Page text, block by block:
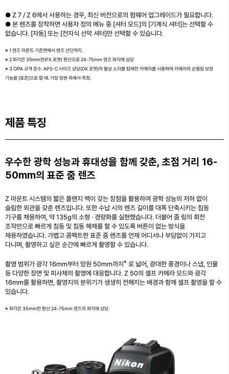
● Z 7 / Z 6에서 사용하는 경우, 최신 버전으로의 펌웨어 업그레이드가 필요합니다.
● 본 렌즈를 장착하면 사용자 정의 메뉴 중 [셔터 모드]의 [기계식 셔터]는 선택할 수
없습니다. [자동] 또는 [전자식 선막 셔터]만 선택할 수 있습니다.
※ 1 렌즈 마운트 기준면에서 렌즈 선단까지.
※ 2 화각은 35mm판(FX 포맷) 환산으로 24-75mm 렌즈 화각에 상당
※ 3 CIPA 규격 준수. APS-C 사이즈 상당(DX 포맷)의 촬상 소자를 탑재한 카메라를 사용하여 카메라의 손떨림 보정
기능을 [표준]으로 할 때. 가장 망원 측에서 측정.
제품 특징
우수한 광학 성능과 휴대성을 함께 갖춘, 초점 거리 16-
50mm의 표준 줌 렌즈
Z 마운트 시스템의 짧은 플랜지 백이 갖는 장점을 활용하여 광학 성능의 저하 없이
슬림한 외관을 갖춘 렌즈입니다. 또한 수납 시의 렌즈 길이를 대폭 단축시키는 침동
기구를 채용하여, 약 135g의 소형 · 경량화를 실현했습니다. 더불어 줌 링의 회전
조작만으로 빠르게 침동 및 침동 해제를 할 수 있도록 버튼이 없는 방식을
채용하였습니다. 가볍고 콤팩트한 표준 줌 렌즈를 언제 어디서나 부담없이 가지고
다니며, 촬영하고 싶은 순간에 빠르게 촬영할 수 있습니다.
촬영 범위가 광각 16mm부터 망원 50mm까지※ 로 넓어, 광대한 풍경이나 스냅, 인물
등 다양한 장면 및 피사체의 촬영에 대응합니다. Z 50의 셀프 카메라 모드와 광각
16mm를 활용하면, 촬영지의 분위기가 생생히 전해지는 배경과 함께 셀프 촬영을 할 수
있습니다.
※ 화각은 35mm판 환산 24-75mm 렌즈의 화각에 상당.